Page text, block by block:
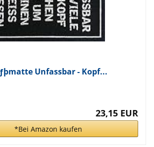
Unfassbar - Kopf...
23,15 EUR
*Bei Amazon kaufen